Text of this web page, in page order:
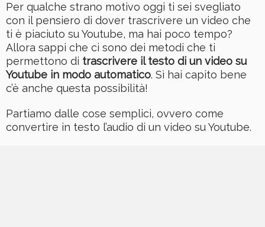
Per qualche strano motivo oggi ti sei svegliato
con il pensiero di dover trascrivere un video che
ti è piaciuto su Youtube, ma hai poco tempo?
Allora sappi che ci sono dei metodi che ti
permettono di trascrivere il testo di un video su
Youtube in modo automatico. Sì hai capito bene
c’è anche questa possibilità!
Partiamo dalle cose semplici, ovvero come
convertire in testo l’audio di un video su Youtube.